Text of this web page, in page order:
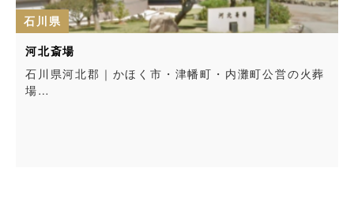
石川県
河北斎場
石川県河北郡｜かほく市・津幡町・内灘町公営の火葬
場…